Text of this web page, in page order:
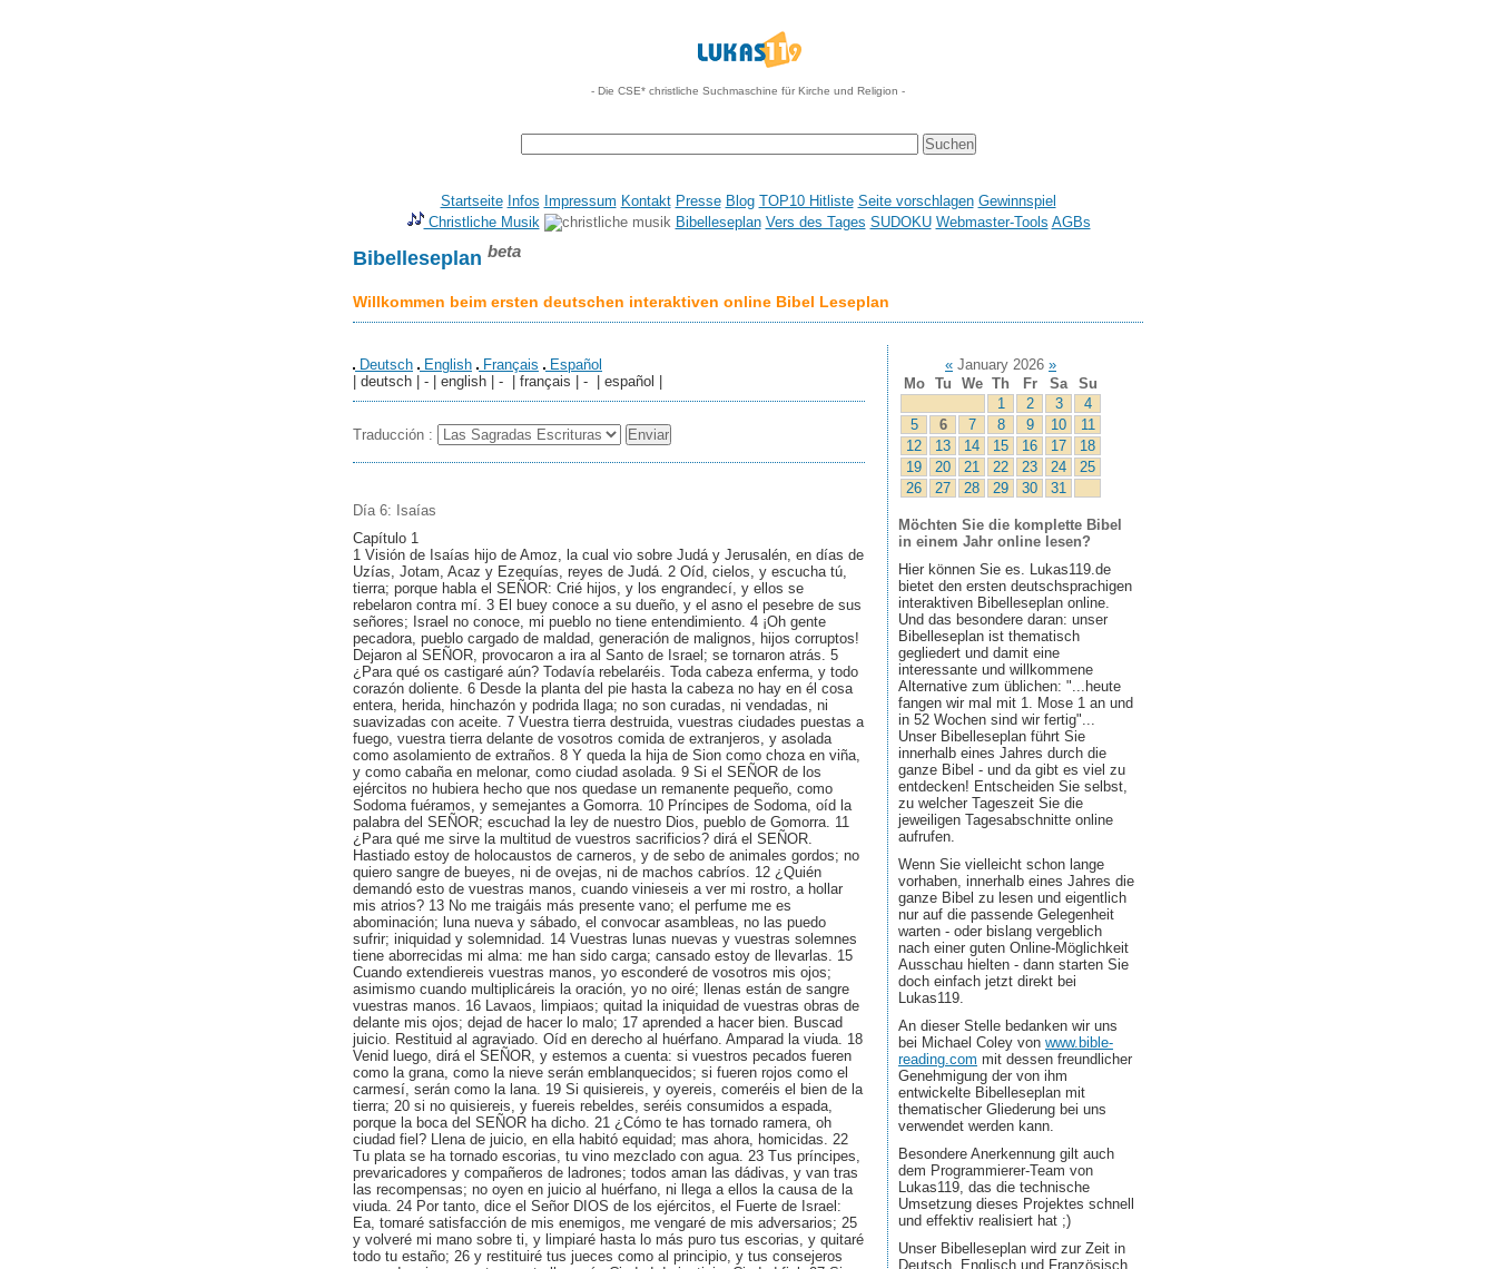
- Die CSE* christliche Suchmaschine für Kirche und Religion -
Startseite Infos Impressum Kontakt Presse Blog TOP10 Hitliste Seite vorschlagen Gewinnspiel
Christliche Musik
Bibelleseplan Vers des Tages SUDOKU Webmaster-Tools AGBs
Bibelleseplan beta
Willkommen beim ersten deutschen interaktiven online Bibel Leseplan
Deutsch English Français
Español
| deutsch | - | english | - | français | - | español |
Traducción :
Día 6: Isaías
Capítulo 1
1 Visión de Isaías hijo de Amoz, la cual vio sobre Judá y Jerusalén, en días de
Uzías, Jotam, Acaz y Ezequías, reyes de Judá. 2 Oíd, cielos, y escucha tú,
tierra; porque habla el SEÑOR: Crié hijos, y los engrandecí, y ellos se
rebelaron contra mí. 3 El buey conoce a su dueño, y el asno el pesebre de sus
señores; Israel no conoce, mi pueblo no tiene entendimiento. 4 ¡Oh gente
pecadora, pueblo cargado de maldad, generación de malignos, hijos corruptos!
Dejaron al SEÑOR, provocaron a ira al Santo de Israel; se tornaron atrás. 5
¿Para qué os castigaré aún? Todavía rebelaréis. Toda cabeza enferma, y todo
corazón doliente. 6 Desde la planta del pie hasta la cabeza no hay en él cosa
entera, herida, hinchazón y podrida llaga; no son curadas, ni vendadas, ni
suavizadas con aceite. 7 Vuestra tierra destruida, vuestras ciudades puestas a
fuego, vuestra tierra delante de vosotros comida de extranjeros, y asolada
como asolamiento de extraños. 8 Y queda la hija de Sion como choza en viña,
y como cabaña en melonar, como ciudad asolada. 9 Si el SEÑOR de los
ejércitos no hubiera hecho que nos quedase un remanente pequeño, como
Sodoma fuéramos, y semejantes a Gomorra. 10 Príncipes de Sodoma, oíd la
palabra del SEÑOR; escuchad la ley de nuestro Dios, pueblo de Gomorra. 11
¿Para qué me sirve la multitud de vuestros sacrificios? dirá el SEÑOR.
Hastiado estoy de holocaustos de carneros, y de sebo de animales gordos; no
quiero sangre de bueyes, ni de ovejas, ni de machos cabríos. 12 ¿Quién
demandó esto de vuestras manos, cuando vinieseis a ver mi rostro, a hollar
mis atrios? 13 No me traigáis más presente vano; el perfume me es
abominación; luna nueva y sábado, el convocar asambleas, no las puedo
sufrir; iniquidad y solemnidad. 14 Vuestras lunas nuevas y vuestras solemnes
tiene aborrecidas mi alma: me han sido carga; cansado estoy de llevarlas. 15
Cuando extendiereis vuestras manos, yo esconderé de vosotros mis ojos;
asimismo cuando multiplicáreis la oración, yo no oiré; llenas están de sangre
vuestras manos. 16 Lavaos, limpiaos; quitad la iniquidad de vuestras obras de
delante mis ojos; dejad de hacer lo malo; 17 aprended a hacer bien. Buscad
juicio. Restituid al agraviado. Oíd en derecho al huérfano. Amparad la viuda. 18
Venid luego, dirá el SEÑOR, y estemos a cuenta: si vuestros pecados fueren
como la grana, como la nieve serán emblanquecidos; si fueren rojos como el
carmesí, serán como la lana. 19 Si quisiereis, y oyereis, comeréis el bien de la
tierra; 20 si no quisiereis, y fuereis rebeldes, seréis consumidos a espada,
porque la boca del SEÑOR ha dicho. 21 ¿Cómo te has tornado ramera, oh
ciudad fiel? Llena de juicio, en ella habitó equidad; mas ahora, homicidas. 22
Tu plata se ha tornado escorias, tu vino mezclado con agua. 23 Tus príncipes,
prevaricadores y compañeros de ladrones; todos aman las dádivas, y van tras
las recompensas; no oyen en juicio al huérfano, ni llega a ellos la causa de la
viuda. 24 Por tanto, dice el Señor DIOS de los ejércitos, el Fuerte de Israel:
Ea, tomaré satisfacción de mis enemigos, me vengaré de mis adversarios; 25
y volveré mi mano sobre ti, y limpiaré hasta lo más puro tus escorias, y quitaré
todo tu estaño; 26 y restituiré tus jueces como al principio, y tus consejeros
« January 2026 »
Mo
Tu We Th Fr Sa
Su
1
2 3
4
5
6 7 8 9 10
11
12
13 14 15 16 17
18
19
20 21 22 23 24
25
26
27 28 29 30 31
Möchten Sie die komplette Bibel
in einem Jahr online lesen?
Hier können Sie es. Lukas119.de
bietet den ersten deutschsprachigen
interaktiven Bibelleseplan online.
Und das besondere daran: unser
Bibelleseplan ist thematisch
gegliedert und damit eine
interessante und willkommene
Alternative zum üblichen: "...heute
fangen wir mal mit 1. Mose 1 an und
in 52 Wochen sind wir fertig"...
Unser Bibelleseplan führt Sie
innerhalb eines Jahres durch die
ganze Bibel - und da gibt es viel zu
entdecken! Entscheiden Sie selbst,
zu welcher Tageszeit Sie die
jeweiligen Tagesabschnitte online
aufrufen.
Wenn Sie vielleicht schon lange
vorhaben, innerhalb eines Jahres die
ganze Bibel zu lesen und eigentlich
nur auf die passende Gelegenheit
warten - oder bislang vergeblich
nach einer guten Online-Möglichkeit
Ausschau hielten - dann starten Sie
doch einfach jetzt direkt bei
Lukas119.
An dieser Stelle bedanken wir uns
bei Michael Coley von www.bible-
reading.com mit dessen freundlicher
Genehmigung der von ihm
entwickelte Bibelleseplan mit
thematischer Gliederung bei uns
verwendet werden kann.
Besondere Anerkennung gilt auch
dem Programmierer-Team von
Lukas119, das die technische
Umsetzung dieses Projektes schnell
und effektiv realisiert hat ;)
Unser Bibelleseplan wird zur Zeit in
Deutsch, Englisch und Französisch